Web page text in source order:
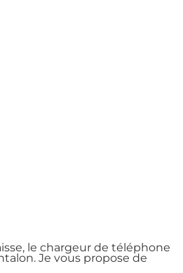
le chargeur de téléphone
Je vous propose de